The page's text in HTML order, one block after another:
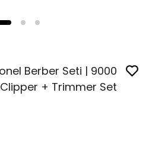
Berber Seti | 9000
Clipper + Trimmer Set